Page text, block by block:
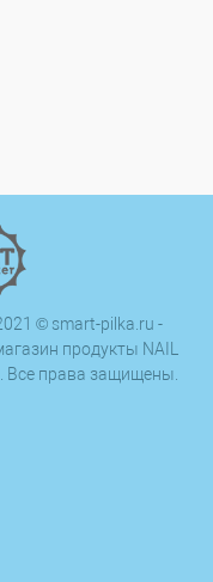
© smart-pilka.ru -
продукты NAIL
Все права защищены.